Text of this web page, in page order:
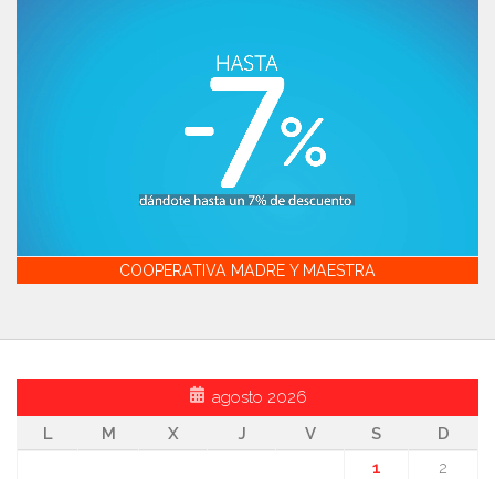
COOPERATIVA MADRE Y MAESTRA
agosto 2026
L
M X J V S
D
1
2